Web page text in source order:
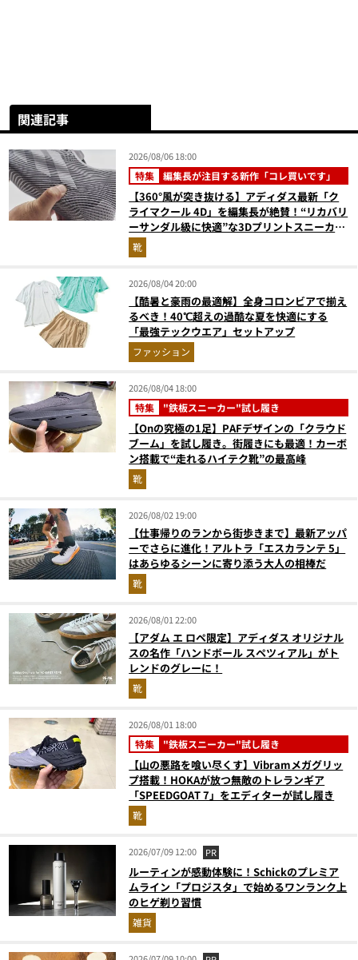
関連記事
2026/08/06 18:00
特集 編集長が注目する新作「コレ買いです」
【360°風が突き抜ける】アディダス最新「ク
ライマクール 4D」を編集長が絶賛！“リカバリ
ーサンダル級に快適”な3Dプリントスニーカー
『コレ買いです』Vol.173
靴
2026/08/04 20:00
【酷暑と豪雨の最適解】全身コロンビアで揃え
るべき！40℃超えの過酷な夏を快適にする
「最強テックウエア」セットアップ
ファッション
2026/08/04 18:00
特集 "鉄板スニーカー"試し履き
【Onの究極の1足】PAFデザインの「クラウド
ブーム」を試し履き。街履きにも最適！カーボ
ン搭載で“走れるハイテク靴”の最高峰
靴
2026/08/02 19:00
【仕事帰りのランから街歩きまで】最新アッパ
ーでさらに進化！アルトラ「エスカランテ 5」
はあらゆるシーンに寄り添う大人の相棒だ
靴
2026/08/01 22:00
【アダム エ ロペ限定】アディダス オリジナル
スの名作「ハンドボール スペツィアル」がト
レンドのグレーに！
靴
2026/08/01 18:00
特集 "鉄板スニーカー"試し履き
【山の悪路を喰い尽くす】Vibramメガグリッ
プ搭載！HOKAが放つ無敵のトレランギア
「SPEEDGOAT 7」をエディターが試し履き
靴
2026/07/09 12:00 PR
ルーティンが感動体験に！Schickのプレミア
ムライン「プロジスタ」で始めるワンランク上
のヒゲ剃り習慣
雑貨